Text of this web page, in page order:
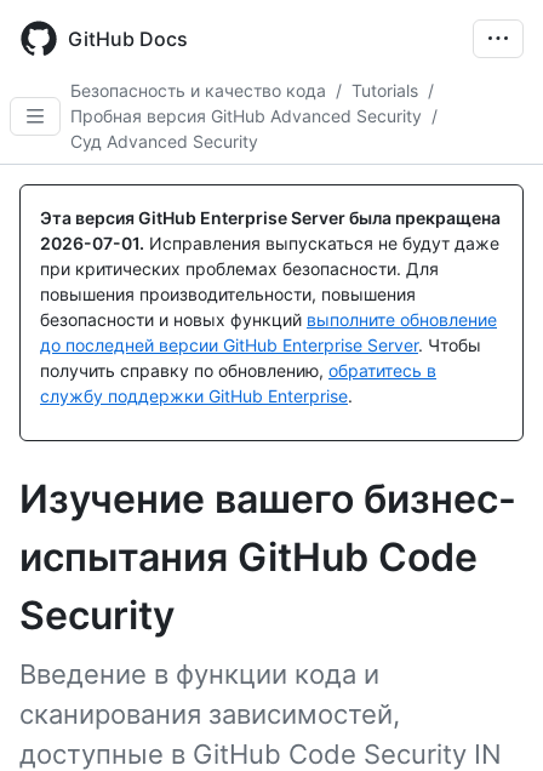
main
GitHub Docs
Безопасность и качество кода / Tutorials /
Пробная версия GitHub Advanced Security /
Суд Advanced Security
Эта версия GitHub Enterprise Server была прекращена
2026-07-01. Исправления выпускаться не будут даже
при критических проблемах безопасности. Для
повышения производительности, повышения
безопасности и новых функций выполните обновление
до последней версии GitHub Enterprise Server. Чтобы
получить справку по обновлению, обратитесь в
службу поддержки GitHub Enterprise.
Изучение вашего бизнес-
испытания GitHub Code
Security
Введение в функции кода и
сканирования зависимостей,
доступные в GitHub Code Security IN